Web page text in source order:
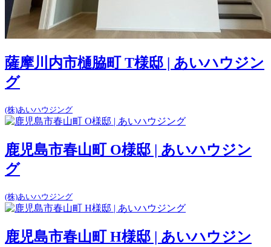
薩摩川内市樋脇町 T様邸 | あいハウジン
グ
(株)あいハウジング
鹿児島市春山町 O様邸 | あいハウジン
グ
(株)あいハウジング
鹿児島市春山町 H様邸 | あいハウジン